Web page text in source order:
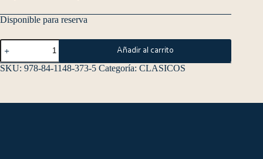
Disponible para reserva
Añadir al carrito
SKU: 978-84-1148-373-5 Categoría: CLASICOS